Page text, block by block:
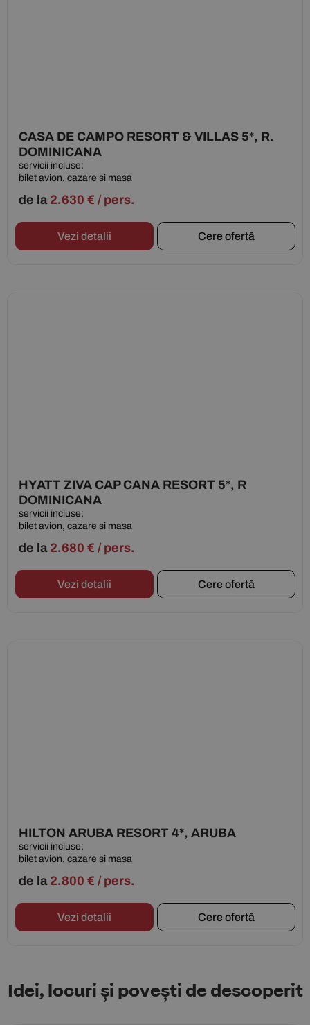
CASA DE CAMPO RESORT & VILLAS 5*, R.
DOMINICANA
servicii incluse:
bilet avion, cazare si masa
de la 2.630 € / pers.
Vezi detalii Cere ofertă
HYATT ZIVA CAP CANA RESORT 5*, R
DOMINICANA
servicii incluse:
bilet avion, cazare si masa
de la 2.680 € / pers.
Vezi detalii Cere ofertă
HILTON ARUBA RESORT 4*, ARUBA
servicii incluse:
bilet avion, cazare si masa
de la 2.800 € / pers.
Vezi detalii Cere ofertă
Idei, locuri și povești de descoperit